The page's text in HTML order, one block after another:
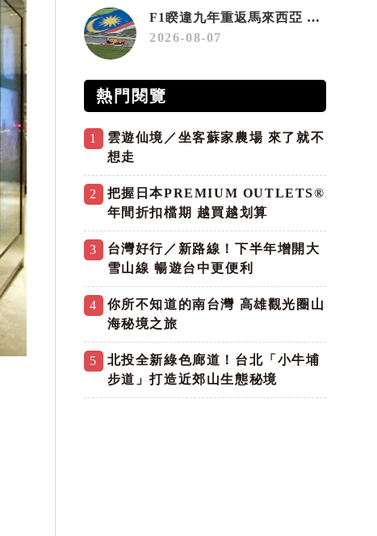
F1睽違九年重返馬來西亞 三大國際賽事打造10月運動旅遊熱潮 賽車、自行車、路跑同週登場
2026-08-07
熱門閱覽
1
雲遊仙境／坐客蘇家農場 來了就不
想走
2
把握日本PREMIUM OUTLETS®
年間折扣檔期 越買越划算
3
台灣好行／新路線！下半年增開大
雪山線 暢遊台中更便利
4
你所不知道的南台灣 高雄觀光圈山
海秘境之旅
5
北投全新綠色廊道！台北「小牛埔
步道」打造近郊山生態秘境